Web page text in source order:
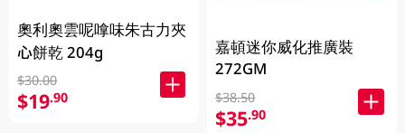
奧利奧雲呢嗱味朱古力夾
心餅乾 204g
$30.00
$19.90
嘉頓迷你威化推廣裝
272GM
$38.50
$35.90